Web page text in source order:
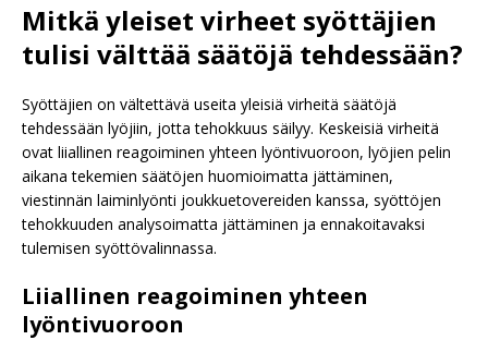
Mitkä yleiset virheet syöttäjien
tulisi välttää säätöjä tehdessään?
Syöttäjien on vältettävä useita yleisiä virheitä säätöjä
tehdessään lyöjiin, jotta tehokkuus säilyy. Keskeisiä virheitä
ovat liiallinen reagoiminen yhteen lyöntivuoroon, lyöjien pelin
aikana tekemien säätöjen huomioimatta jättäminen,
viestinnän laiminlyönti joukkuetovereiden kanssa, syöttöjen
tehokkuuden analysoimatta jättäminen ja ennakoitavaksi
tulemisen syöttövalinnassa.
Liiallinen reagoiminen yhteen
lyöntivuoroon